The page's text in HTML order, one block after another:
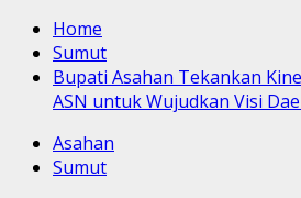
Home
Sumut
Bupati Asahan Tekankan
ASN untuk Wujudkan Visi
Asahan
Sumut